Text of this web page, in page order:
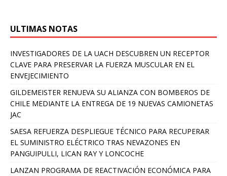
ULTIMAS NOTAS
INVESTIGADORES DE LA UACH DESCUBREN UN RECEPTOR
CLAVE PARA PRESERVAR LA FUERZA MUSCULAR EN EL
ENVEJECIMIENTO
GILDEMEISTER RENUEVA SU ALIANZA CON BOMBEROS DE
CHILE MEDIANTE LA ENTREGA DE 19 NUEVAS CAMIONETAS
JAC
SAESA REFUERZA DESPLIEGUE TÉCNICO PARA RECUPERAR
EL SUMINISTRO ELÉCTRICO TRAS NEVAZONES EN
PANGUIPULLI, LICAN RAY Y LONCOCHE
LANZAN PROGRAMA DE REACTIVACIÓN ECONÓMICA PARA